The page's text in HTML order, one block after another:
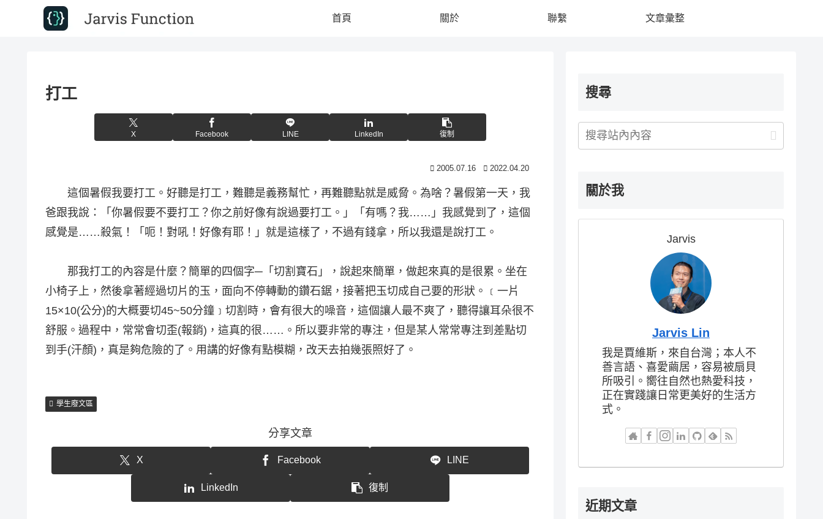
首頁 關於 聯繫 文章彙整
打工
X Facebook LINE LinkedIn 復制
2005.07.16 2022.04.20
這個暑假我要打工。好聽是打工，難聽是義務幫忙，再難聽點就是威脅。為啥？暑假第一天，我
爸跟我說：「你暑假要不要打工？你之前好像有說過要打工。」「有嗎？我……」我感覺到了，這個
感覺是……殺氣！「呃！對吼！好像有耶！」就是這樣了，不過有錢拿，所以我還是說打工。
那我打工的內容是什麼？簡單的四個字─「切割寶石」，說起來簡單，做起來真的是很累。坐在
小椅子上，然後拿著經過切片的玉，面向不停轉動的鑽石鋸，接著把玉切成自己要的形狀。﹝一片
15×10(公分)的大概要切45~50分鐘﹞切割時，會有很大的噪音，這個讓人最不爽了，聽得讓耳朵很不
舒服。過程中，常常會切歪(報銷)，這真的很……。所以要非常的專注，但是某人常常專注到差點切
到手(汗顏)，真是夠危險的了。用講的好像有點模糊，改天去拍幾張照好了。
學生廢文區
分享文章
X Facebook LINE
LinkedIn 復制
搜尋
關於我
Jarvis
Jarvis Lin
我是賈維斯，來自台灣；本人不
善言語、喜愛繭居，容易被扇貝
所吸引。嚮往自然也熱愛科技，
正在實踐讓日常更美好的生活方
式。
近期文章